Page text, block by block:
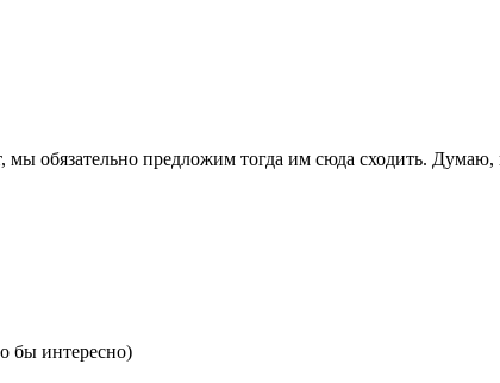
мы обязательно предложим тогда им сюда сходить.
бы интересно)